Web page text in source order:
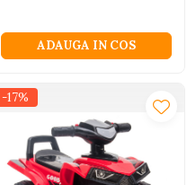
ADAUGA IN COS
-17%